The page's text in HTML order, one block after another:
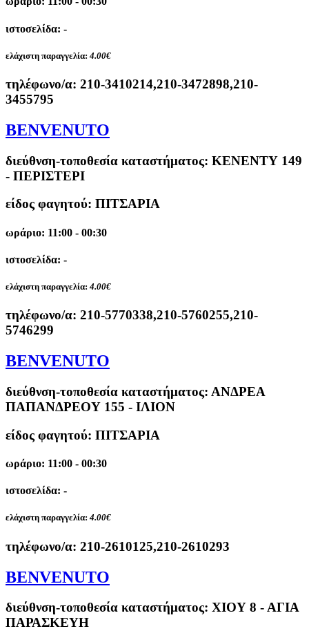
ιστοσελίδα: -
ελάχιστη παραγγελία: 4.00€
τηλέφωνο/α: 210-3410214,210-3472898,210-
3455795
BENVENUTO
διεύθνση-τοποθεσία καταστήματος: ΚΕΝΕΝΤΥ 149
- ΠΕΡΙΣΤΕΡΙ
είδος φαγητού: ΠΙΤΣΑΡΙΑ
ωράριο: 11:00 - 00:30
ιστοσελίδα: -
ελάχιστη παραγγελία: 4.00€
τηλέφωνο/α: 210-5770338,210-5760255,210-
5746299
BENVENUTO
διεύθνση-τοποθεσία καταστήματος: ΑΝΔΡΕΑ
ΠΑΠΑΝΔΡΕΟΥ 155 - ΙΛΙΟΝ
είδος φαγητού: ΠΙΤΣΑΡΙΑ
ωράριο: 11:00 - 00:30
ιστοσελίδα: -
ελάχιστη παραγγελία: 4.00€
τηλέφωνο/α: 210-2610125,210-2610293
BENVENUTO
διεύθνση-τοποθεσία καταστήματος: ΧΙΟΥ 8 - ΑΓΙΑ
ΠΑΡΑΣΚΕΥΗ